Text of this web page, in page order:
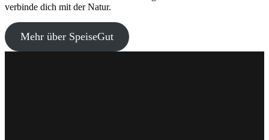
verbinde dich mit der Natur.
Mehr über SpeiseGut